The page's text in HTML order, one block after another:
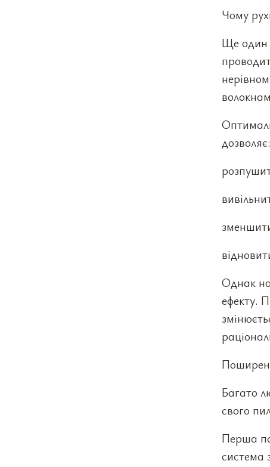
Чому
Ще один
дозволяє:
Однак
ефекту.
Багато
свого
Перша
система